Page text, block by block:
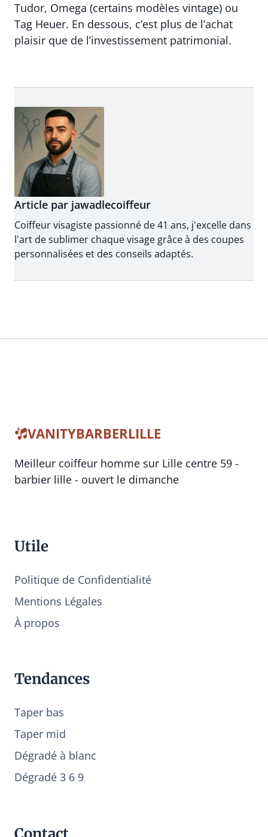
Tudor, Omega (certains modèles vintage) ou
Tag Heuer. En dessous, c’est plus de l’achat
plaisir que de l’investissement patrimonial.
Article par jawadlecoiffeur
Coiffeur visagiste passionné de 41 ans, j'excelle dans
l'art de sublimer chaque visage grâce à des coupes
personnalisées et des conseils adaptés.
VANITYBARBERLILLE
Meilleur coiffeur homme sur Lille centre 59 -
barbier lille - ouvert le dimanche
Utile
Politique de Confidentialité
Mentions Légales
À propos
Tendances
Taper bas
Taper mid
Dégradé à blanc
Dégradé 3 6 9